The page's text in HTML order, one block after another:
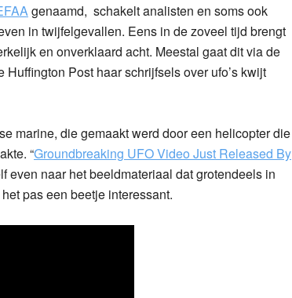
genaamd, schakelt analisten en soms ook
in twijfelgevallen. Eens in de zoveel tijd brengt
en onverklaard acht. Meestal gaat dit via de
Post haar schrijfsels over ufo’s kwijt
marine, die gemaakt werd door een helicopter die
“Groundbreaking UFO Video Just Released By
even naar het beeldmateriaal dat grotendeels in
pas een beetje interessant.